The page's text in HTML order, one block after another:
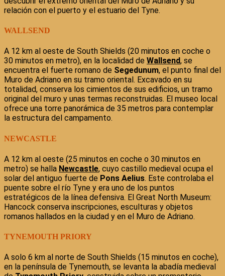
relación con el puerto y el estuario del Tyne.
WALLSEND
A 12 km al oeste de South Shields (20 minutos en coche o
30 minutos en metro), en la localidad de Wallsend, se
encuentra el fuerte romano de Segedunum, el punto final del
Muro de Adriano en su tramo oriental. Excavado en su
totalidad, conserva los cimientos de sus edificios, un tramo
original del muro y unas termas reconstruidas. El museo local
ofrece una torre panorámica de 35 metros para contemplar
la estructura del campamento.
NEWCASTLE
A 12 km al oeste (25 minutos en coche o 30 minutos en
metro) se halla Newcastle, cuyo castillo medieval ocupa el
solar del antiguo fuerte de Pons Aelius. Este controlaba el
puente sobre el río Tyne y era uno de los puntos
estratégicos de la línea defensiva. El Great North Museum:
Hancock conserva inscripciones, esculturas y objetos
romanos hallados en la ciudad y en el Muro de Adriano.
TYNEMOUTH PRIORY
A solo 6 km al norte de South Shields (15 minutos en coche),
en la península de Tynemouth, se levanta la abadía medieval